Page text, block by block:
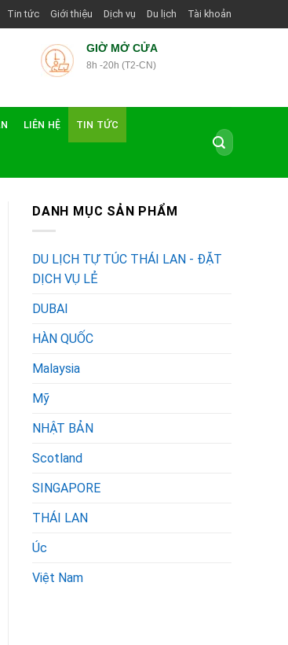
| Với Giá Tốt Nhất
Tin tức Giới thiệu Dịch vụ Du lịch Tài khoản
GIỜ MỞ CỬA
8h -20h (T2-CN)
LIÊN HỆ TIN TỨC
Tìm
kiếm:
DANH MỤC SẢN PHẨM
DU LỊCH TỰ TÚC THÁI LAN - ĐẶT
DỊCH VỤ LẺ
DUBAI
HÀN QUỐC
Malaysia
Mỹ
NHẬT BẢN
Scotland
SINGAPORE
THÁI LAN
Úc
Việt Nam